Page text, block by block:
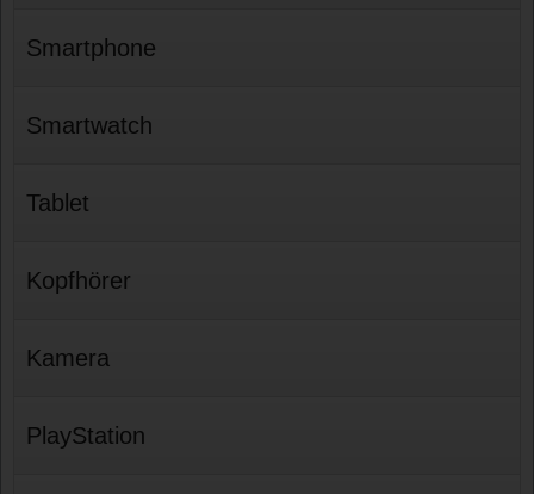
Smartphone
Smartwatch
Tablet
Kopfhörer
Kamera
PlayStation